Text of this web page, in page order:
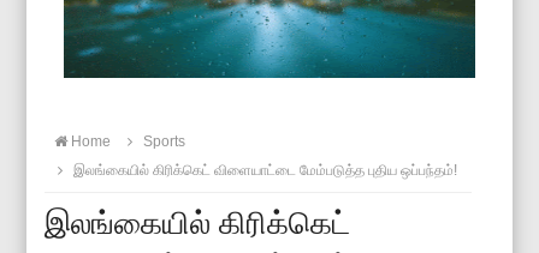
Home
Sports
இலங்கையில் கிரிக்கெட் விளையாட்டை மேம்படுத்த புதிய ஒப்பந்தம்!
இலங்கையில் கிரிக்கெட்